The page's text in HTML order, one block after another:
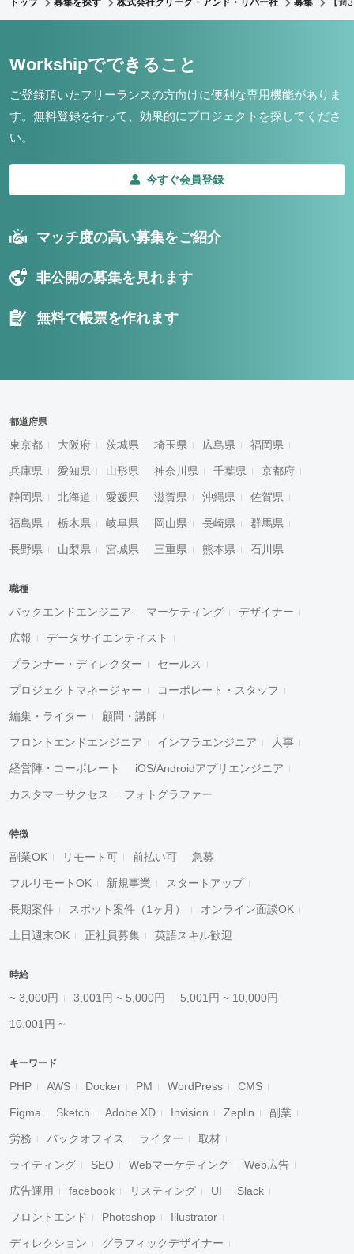
トップ 募集を探す 株式会社クリーク・アンド・リバー社 募集 【
Workshipでできること
ご登録頂いたフリーランスの方向けに便利な専用機能がありま
す。 無料登録を行って、効果的にプロジェクトを探してくださ
い。
今すぐ会員登録
マッチ度の高い募集をご紹介
非公開の募集を見れます
無料で帳票を作れます
都道府県
東京都 大阪府 茨城県 埼玉県 広島県 福岡県
兵庫県 愛知県 山形県 神奈川県 千葉県 京都府
静岡県 北海道 愛媛県 滋賀県 沖縄県 佐賀県
福島県 栃木県 岐阜県 岡山県 長崎県 群馬県
長野県 山梨県 宮城県 三重県 熊本県 石川県
職種
バックエンドエンジニア マーケティング デザイナー
広報 データサイエンティスト
プランナー・ディレクター セールス
プロジェクトマネージャー コーポレート・スタッフ
編集・ライター 顧問・講師
フロントエンドエンジニア インフラエンジニア 人事
経営陣・コーポレート iOS/Androidアプリエンジニア
カスタマーサクセス フォトグラファー
特徴
副業OK リモート可 前払い可 急募
フルリモートOK 新規事業 スタートアップ
長期案件 スポット案件（1ヶ月） オンライン面談OK
土日週末OK 正社員募集 英語スキル歓迎
時給
~ 3,000円 3,001円 ~ 5,000円 5,001円 ~ 10,000円
10,001円 ~
キーワード
PHP AWS Docker PM WordPress CMS
Figma Sketch Adobe XD Invision Zeplin 副業
労務 バックオフィス ライター 取材
ライティング SEO Webマーケティング Web広告
広告運用 facebook リスティング UI Slack
フロントエンド Photoshop Illustrator
ディレクション グラフィックデザイナー